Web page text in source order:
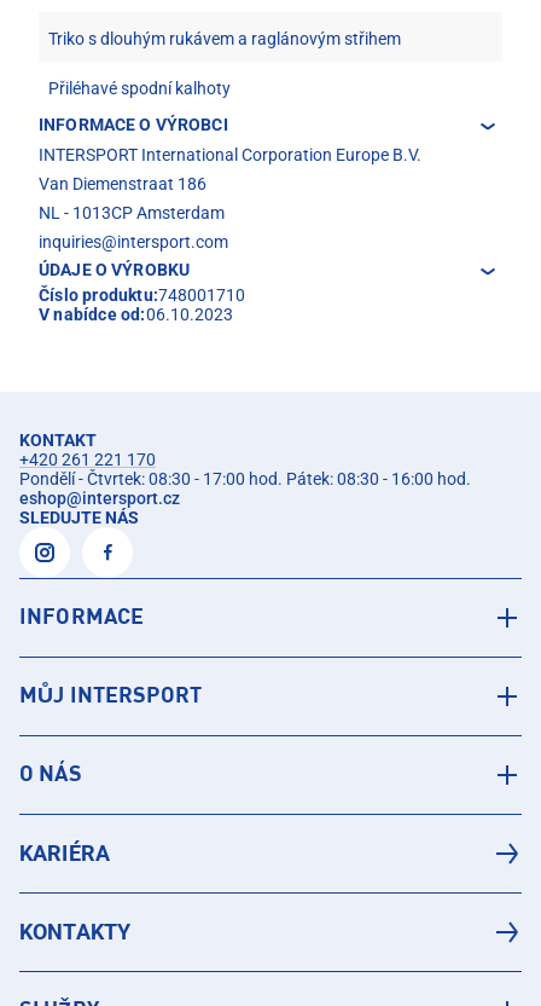
Triko s dlouhým rukávem a raglánovým střihem
Přiléhavé spodní kalhoty
INFORMACE O VÝROBCI
INTERSPORT International Corporation Europe B.V.
Van Diemenstraat 186
NL - 1013CP Amsterdam
inquiries@intersport.com
ÚDAJE O VÝROBKU
Číslo produktu:748001710
V nabídce od:06.10.2023
KONTAKT
+420 261 221 170
Pondělí - Čtvrtek: 08:30 - 17:00 hod. Pátek: 08:30 - 16:00 hod.
eshop@intersport.cz
SLEDUJTE NÁS
INFORMACE
MŮJ INTERSPORT
O NÁS
KARIÉRA
KONTAKTY